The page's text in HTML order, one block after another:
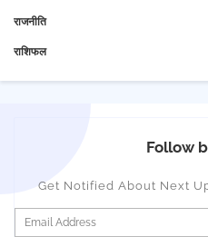
राजनीति
राशिफल
Follow
Get Notified About Next